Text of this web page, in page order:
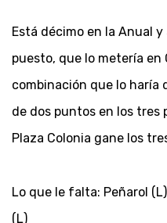
Está décimo en la Anual
puesto, que lo metería en
combinación que lo haría
de dos puntos en los tres
Plaza Colonia gane los
Lo que le falta: Peñarol
(L)